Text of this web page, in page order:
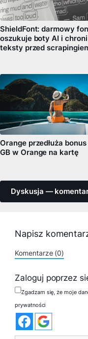
ShieldFont: darmowy
oszukuje boty AI i chroni
teksty przed
Orange przedłuża
GB w Orange na kartę
Dyskusja —
Napisz
Komentarze (0)
Zaloguj poprzez
Zgadzam się, że moje
prywatności